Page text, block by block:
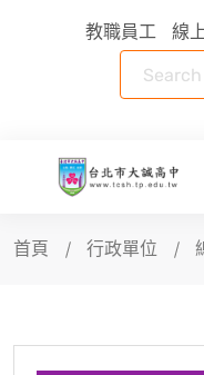
教職員工 線
首頁 行政單位